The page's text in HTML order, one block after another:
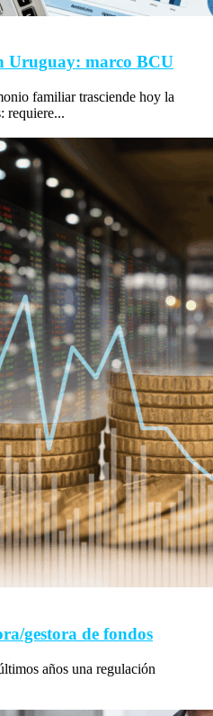
Uruguay: marco BCU
familiar trasciende hoy la
requiere...
gestora de fondos
años una regulación